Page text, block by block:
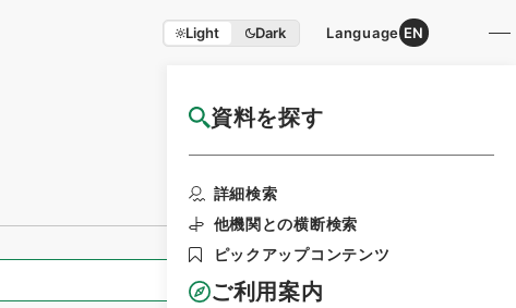
Light Dark Language EN
資料を探す
詳細検索
他機関との横断検索
ピックアップコンテンツ
ご利用案内
国立公文書館HP利用案内
全ての情報